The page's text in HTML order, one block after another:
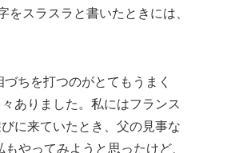
をスラスラと書いたときには、
ちを打つのがとてもうまく
ありました。私にはフランス
に来ていたとき、父の見事な
やってみようと思ったけど、